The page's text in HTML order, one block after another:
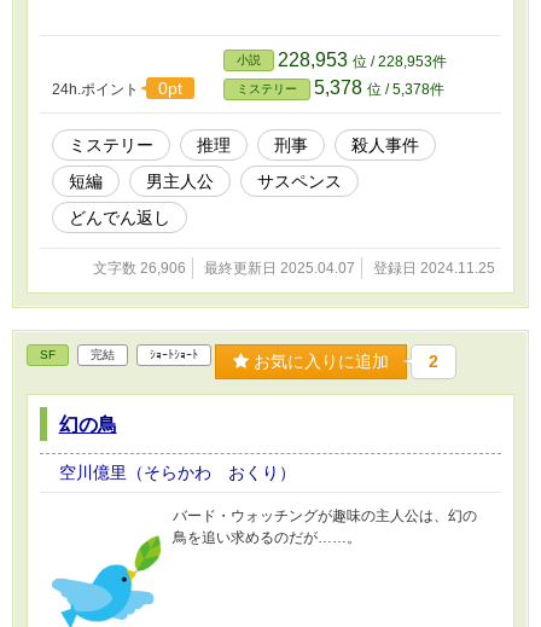
24h.ポイント 0pt
小説 228,953 位 / 228,953件
ミステリー 5,378 位 / 5,378件
ミステリー 推理 刑事
殺人事件
短編
男主人公
サスペンス
どんでん返し
文字数 26,906 最終更新日 2025.04.07 登録日 2024.11.25
SF 完結 ｼｮｰﾄｼｮｰﾄ お気に入りに追加 2
幻の鳥
空川億里（そらかわ おくり）
バード・ウォッチングが趣味の主人公は、幻の
鳥を追い求めるのだが……。